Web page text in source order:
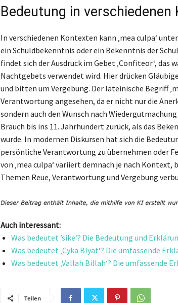
Bedeutung in verschiedenen
In verschiedenen Kontexten kann ‚mea culpa‘
ein Schuldbekenntnis oder ein Bekenntnis der
findet sich der Ausdruck im Gebet ‚Confiteor‘, das
Nachtgebets verwendet wird. Hier drücken
und bitten um Vergebung. Der lateinische Begriff
Verantwortung angesehen, da er nicht nur die
sondern auch den Wunsch nach
Brauch bis ins 11. Jahrhundert zurück, als das
wurde. In modernen Diskursen hat sich die
persönliche Verantwortung zu übernehmen oder
von ‚mea culpa‘ variiert demnach je nach
Themen Reue, Verantwortung und Vergebung
Auch interessant:
Was bedeutet ’sike‘? Die Bedeutung und
Was bedeutet ‚Cyka Blyat‘? Die umfassende
Was bedeutet ‚Vallah Billah‘? Die umfassende
Teilen